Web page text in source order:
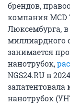
брендов,
компания MCD
Люксембурга,
миллиардного
занимается
нанотрубок,
NGS24.RU в
запатентовала
нанотрубок